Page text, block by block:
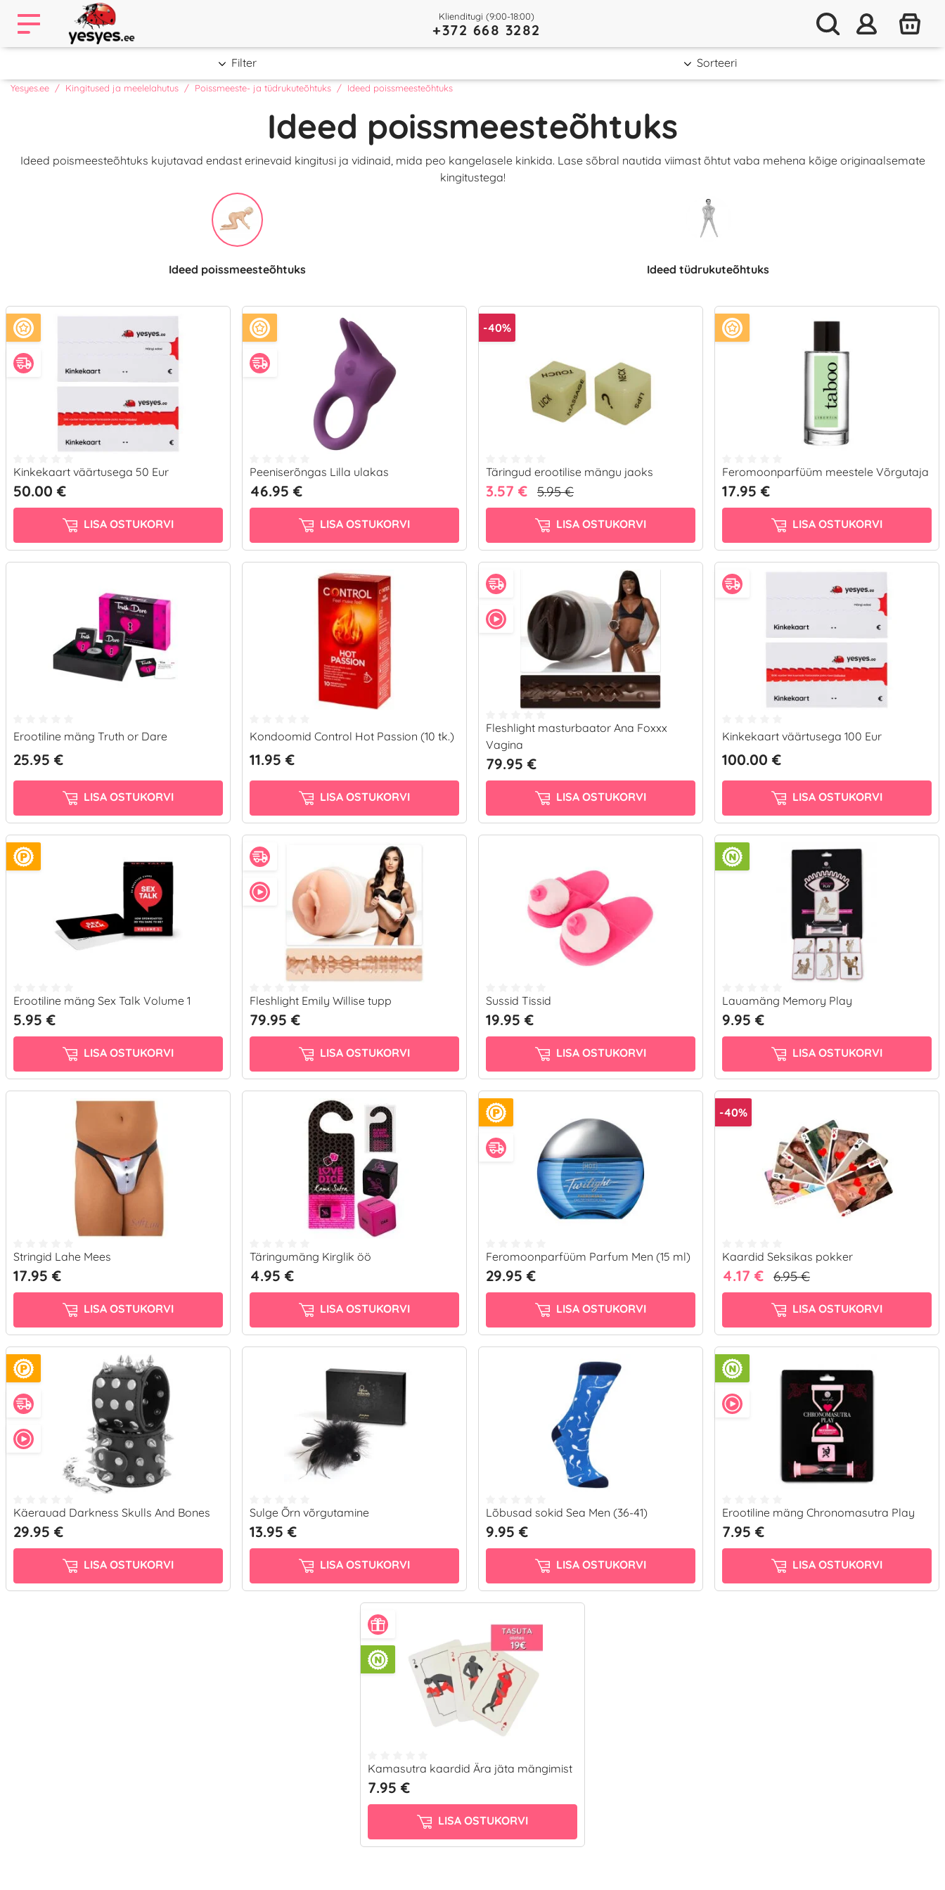
Klienditugi (9:00-18:00)
+372 668 3282
Yesyes.ee Kingitused ja meelelahutus Poissmeeste- ja tüdrukuteõhtuks Ideed poissmeesteõhtuks
Filter Sorteeri
Ideed poissmeesteõhtuks
Ideed poismeesteõhtuks kujutavad endast erinevaid kingitusi ja vidinaid, mida peo kangelasele kinkida. Lase sõbral nautida viimast õhtut vaba mehena kõige originaalsemate
kingitustega!
Ideed poissmeesteõhtuks Ideed tüdrukuteõhtuks
Kinkekaart väärtusega 50 Eur
50.00 €
LISA OSTUKORVI
Peeniserõngas Lilla ulakas
46.95 €
LISA OSTUKORVI
-40%
Täringud erootilise mängu jaoks
3.57 € 5.95 €
LISA OSTUKORVI
Feromoonparfüüm meestele Võrgutaja
17.95 €
LISA OSTUKORVI
Erootiline mäng Truth or Dare
25.95 €
LISA OSTUKORVI
Kondoomid Control Hot Passion (10 tk.)
11.95 €
LISA OSTUKORVI
Fleshlight masturbaator Ana Foxxx
Vagina
79.95 €
LISA OSTUKORVI
Kinkekaart väärtusega 100 Eur
100.00 €
LISA OSTUKORVI
Erootiline mäng Sex Talk Volume 1
5.95 €
LISA OSTUKORVI
Fleshlight Emily Willise tupp
79.95 €
LISA OSTUKORVI
Sussid Tissid
19.95 €
LISA OSTUKORVI
Lauamäng Memory Play
9.95 €
LISA OSTUKORVI
Stringid Lahe Mees
17.95 €
LISA OSTUKORVI
Täringumäng Kirglik öö
4.95 €
LISA OSTUKORVI
Feromoonparfüüm Parfum Men (15 ml)
29.95 €
LISA OSTUKORVI
-40%
Kaardid Seksikas pokker
4.17 € 6.95 €
LISA OSTUKORVI
Käerauad Darkness Skulls And Bones
29.95 €
LISA OSTUKORVI
Sulge Õrn võrgutamine
13.95 €
LISA OSTUKORVI
Lõbusad sokid Sea Men (36-41)
9.95 €
LISA OSTUKORVI
Erootiline mäng Chronomasutra Play
7.95 €
LISA OSTUKORVI
Kamasutra kaardid Ära jäta mängimist
7.95 €
LISA OSTUKORVI